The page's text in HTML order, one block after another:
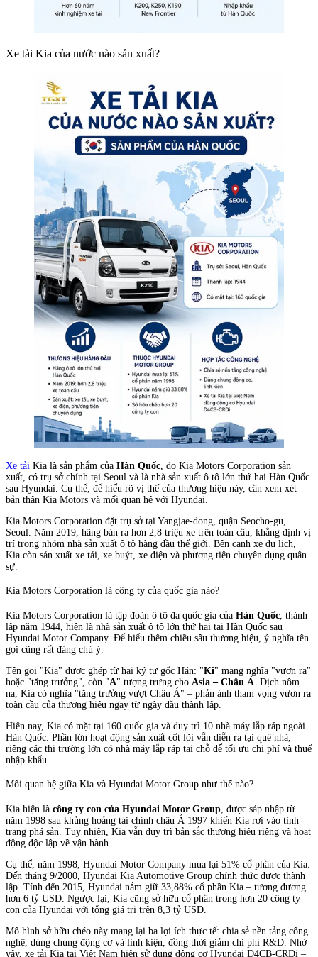
Xe tải Kia của nước nào sản xuất?
Xe tải Kia là sản phẩm của Hàn Quốc , do Kia Motors Corporation sản
xuất, có trụ sở chính tại Seoul và là nhà sản xuất ô tô lớn thứ hai Hàn Quốc
sau Hyundai. Cụ thể, để hiểu rõ vị thế của thương hiệu này, cần xem xét
bản thân Kia Motors và mối quan hệ với Hyundai.
Kia Motors Corporation đặt trụ sở tại Yangjae-dong, quận Seocho-gu,
Seoul. Năm 2019, hãng bán ra hơn 2,8 triệu xe trên toàn cầu, khẳng định vị
trí trong nhóm nhà sản xuất ô tô hàng đầu thế giới. Bên cạnh xe du lịch,
Kia còn sản xuất xe tải, xe buýt, xe điện và phương tiện chuyên dụng quân
sự.
Kia Motors Corporation là công ty của quốc gia nào?
Kia Motors Corporation là tập đoàn ô tô đa quốc gia của Hàn Quốc , thành
lập năm 1944, hiện là nhà sản xuất ô tô lớn thứ hai tại Hàn Quốc sau
Hyundai Motor Company. Để hiểu thêm chiều sâu thương hiệu, ý nghĩa tên
gọi cũng rất đáng chú ý.
Tên gọi "Kia" được ghép từ hai ký tự gốc Hán: "Ki" mang nghĩa "vươn ra"
hoặc "tăng trưởng", còn "A" tượng trưng cho Asia – Châu Á . Dịch nôm
na, Kia có nghĩa "tăng trưởng vượt Châu Á" – phản ánh tham vọng vươn ra
toàn cầu của thương hiệu ngay từ ngày đầu thành lập.
Hiện nay, Kia có mặt tại 160 quốc gia và duy trì 10 nhà máy lắp ráp ngoài
Hàn Quốc. Phần lớn hoạt động sản xuất cốt lõi vẫn diễn ra tại quê nhà,
riêng các thị trường lớn có nhà máy lắp ráp tại chỗ để tối ưu chi phí và thuế
nhập khẩu.
Mối quan hệ giữa Kia và Hyundai Motor Group như thế nào?
Kia hiện là công ty con của Hyundai Motor Group, được sáp nhập từ
năm 1998 sau khủng hoảng tài chính châu Á 1997 khiến Kia rơi vào tình
trạng phá sản. Tuy nhiên, Kia vẫn duy trì bản sắc thương hiệu riêng và hoạt
động độc lập về vận hành.
Cụ thể, năm 1998, Hyundai Motor Company mua lại 51% cổ phần của Kia.
Đến tháng 9/2000, Hyundai Kia Automotive Group chính thức được thành
lập. Tính đến 2015, Hyundai nắm giữ 33,88% cổ phần Kia – tương đương
hơn 6 tỷ USD. Ngược lại, Kia cũng sở hữu cổ phần trong hơn 20 công ty
con của Hyundai với tổng giá trị trên 8,3 tỷ USD.
Mô hình sở hữu chéo này mang lại ba lợi ích thực tế: chia sẻ nền tảng công
nghệ, dùng chung động cơ và linh kiện, đồng thời giảm chi phí R&D. Nhờ
vậy, xe tải Kia tại Việt Nam hiện sử dụng động cơ Hyundai D4CB-CRDi –